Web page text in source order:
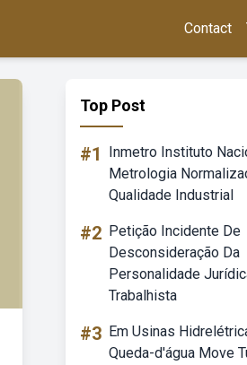
Contact
Top Post
#1
Inmetro Instituto
Metrologia
Qualidade Industrial
#2 Petição Incidente De
Desconsideração Da
Personalidade
Trabalhista
#3 Em Usinas
Queda-d'água Move